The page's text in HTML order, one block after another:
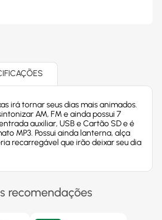
irá tornar seus dias mais animados.
AM, FM e ainda possui 7
auxiliar, USB e Cartão SD e é
MP3. Possui ainda lanterna, alça
recarregável que irão deixar seu dia
recomendações